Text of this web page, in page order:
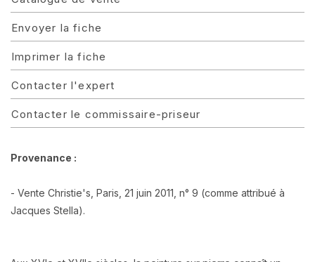
Envoyer la fiche
Imprimer la fiche
Contacter l'expert
Contacter le commissaire-priseur
Provenance :
- Vente Christie's, Paris, 21 juin 2011, n° 9 (comme attribué à
Jacques Stella).